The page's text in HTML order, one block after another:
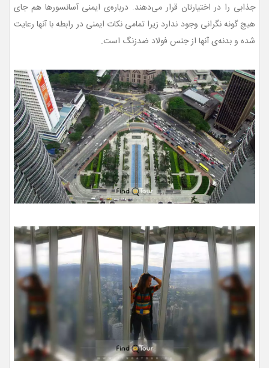
جذابی را در اختیارتان قرار می‌دهند. درباره‌ی ایمنی آسانسورها هم جای
هیچ گونه نگرانی وجود ندارد زیرا تمامی نکات ایمنی در رابطه با آنها رعایت
شده و بدنه‌ی آنها از جنس فولاد ضدزنگ است.